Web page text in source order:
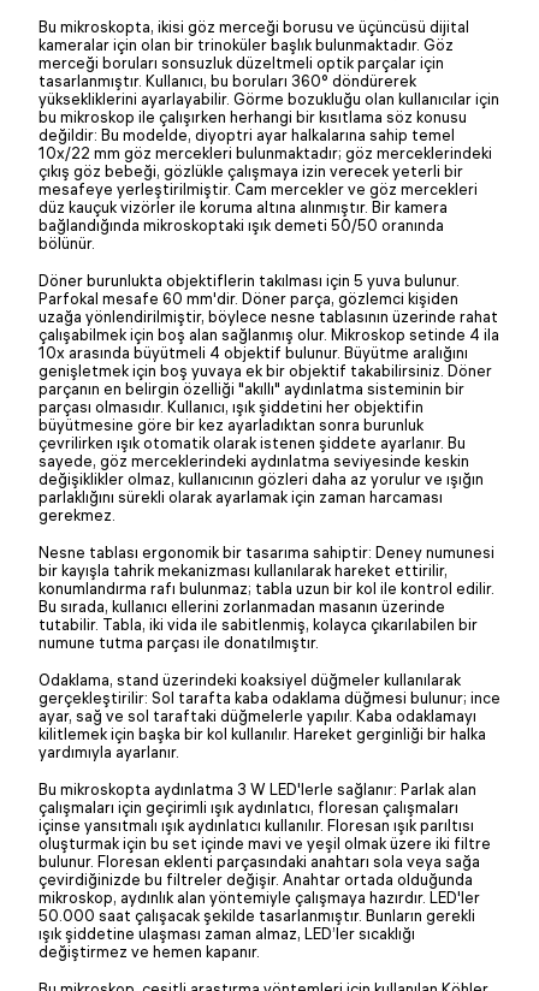
Bu mikroskopta, ikisi göz merceği borusu ve üçüncüsü dijital
kameralar için olan bir trinoküler başlık bulunmaktadır. Göz
merceği boruları sonsuzluk düzeltmeli optik parçalar için
tasarlanmıştır. Kullanıcı, bu boruları 360° döndürerek
yüksekliklerini ayarlayabilir. Görme bozukluğu olan kullanıcılar için
bu mikroskop ile çalışırken herhangi bir kısıtlama söz konusu
değildir: Bu modelde, diyoptri ayar halkalarına sahip temel
10x/22 mm göz mercekleri bulunmaktadır; göz merceklerindeki
çıkış göz bebeği, gözlükle çalışmaya izin verecek yeterli bir
mesafeye yerleştirilmiştir. Cam mercekler ve göz mercekleri
düz kauçuk vizörler ile koruma altına alınmıştır. Bir kamera
bağlandığında mikroskoptaki ışık demeti 50/50 oranında
bölünür.
Döner burunlukta objektiflerin takılması için 5 yuva bulunur.
Parfokal mesafe 60 mm'dir. Döner parça, gözlemci kişiden
uzağa yönlendirilmiştir, böylece nesne tablasının üzerinde rahat
çalışabilmek için boş alan sağlanmış olur. Mikroskop setinde 4 ila
10x arasında büyütmeli 4 objektif bulunur. Büyütme aralığını
genişletmek için boş yuvaya ek bir objektif takabilirsiniz. Döner
parçanın en belirgin özelliği "akıllı" aydınlatma sisteminin bir
parçası olmasıdır. Kullanıcı, ışık şiddetini her objektifin
büyütmesine göre bir kez ayarladıktan sonra burunluk
çevrilirken ışık otomatik olarak istenen şiddete ayarlanır. Bu
sayede, göz merceklerindeki aydınlatma seviyesinde keskin
değişiklikler olmaz, kullanıcının gözleri daha az yorulur ve ışığın
parlaklığını sürekli olarak ayarlamak için zaman harcaması
gerekmez.
Nesne tablası ergonomik bir tasarıma sahiptir: Deney numunesi
bir kayışla tahrik mekanizması kullanılarak hareket ettirilir,
konumlandırma rafı bulunmaz; tabla uzun bir kol ile kontrol edilir.
Bu sırada, kullanıcı ellerini zorlanmadan masanın üzerinde
tutabilir. Tabla, iki vida ile sabitlenmiş, kolayca çıkarılabilen bir
numune tutma parçası ile donatılmıştır.
Odaklama, stand üzerindeki koaksiyel düğmeler kullanılarak
gerçekleştirilir: Sol tarafta kaba odaklama düğmesi bulunur; ince
ayar, sağ ve sol taraftaki düğmelerle yapılır. Kaba odaklamayı
kilitlemek için başka bir kol kullanılır. Hareket gerginliği bir halka
yardımıyla ayarlanır.
Bu mikroskopta aydınlatma 3 W LED'lerle sağlanır: Parlak alan
çalışmaları için geçirimli ışık aydınlatıcı, floresan çalışmaları
içinse yansıtmalı ışık aydınlatıcı kullanılır. Floresan ışık parıltısı
oluşturmak için bu set içinde mavi ve yeşil olmak üzere iki filtre
bulunur. Floresan eklenti parçasındaki anahtarı sola veya sağa
çevirdiğinizde bu filtreler değişir. Anahtar ortada olduğunda
mikroskop, aydınlık alan yöntemiyle çalışmaya hazırdır. LED'ler
50.000 saat çalışacak şekilde tasarlanmıştır. Bunların gerekli
ışık şiddetine ulaşması zaman almaz, LED’ler sıcaklığı
değiştirmez ve hemen kapanır.